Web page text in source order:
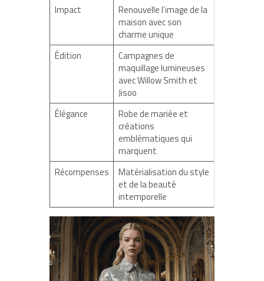
Impact
Renouvelle l’image de la
maison avec son
charme unique
Édition
Campagnes de
maquillage lumineuses
avec Willow Smith et
Jisoo
Élégance
Robe de mariée et
créations
emblématiques qui
marquent
Récompenses
Matérialisation du style
et de la beauté
intemporelle